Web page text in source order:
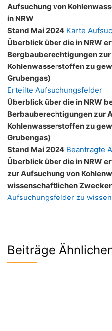
Aufsuchung von
in NRW
Stand Mai 2024 Karte
Überblick über die in NRW
Bergbauberechtigungen
Kohlenwasserstoffen zu
Grubengas)
Erteilte Aufsuchungsfelder
Überblick über die in NRW
Berbauberechtigungen zur
Kohlenwasserstoffen zu
Grubengas)
Stand Mai 2024 Beantragte
Überblick über die in NRW
zur Aufsuchung von
wissenschaftlichen
Aufsuchungsfelder zu
Beiträge